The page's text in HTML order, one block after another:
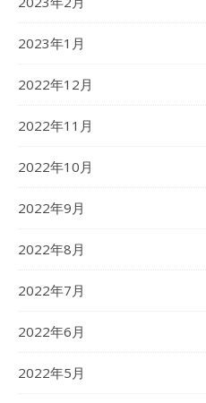
2023年1月
2022年12月
2022年11月
2022年10月
2022年9月
2022年8月
2022年7月
2022年6月
2022年5月